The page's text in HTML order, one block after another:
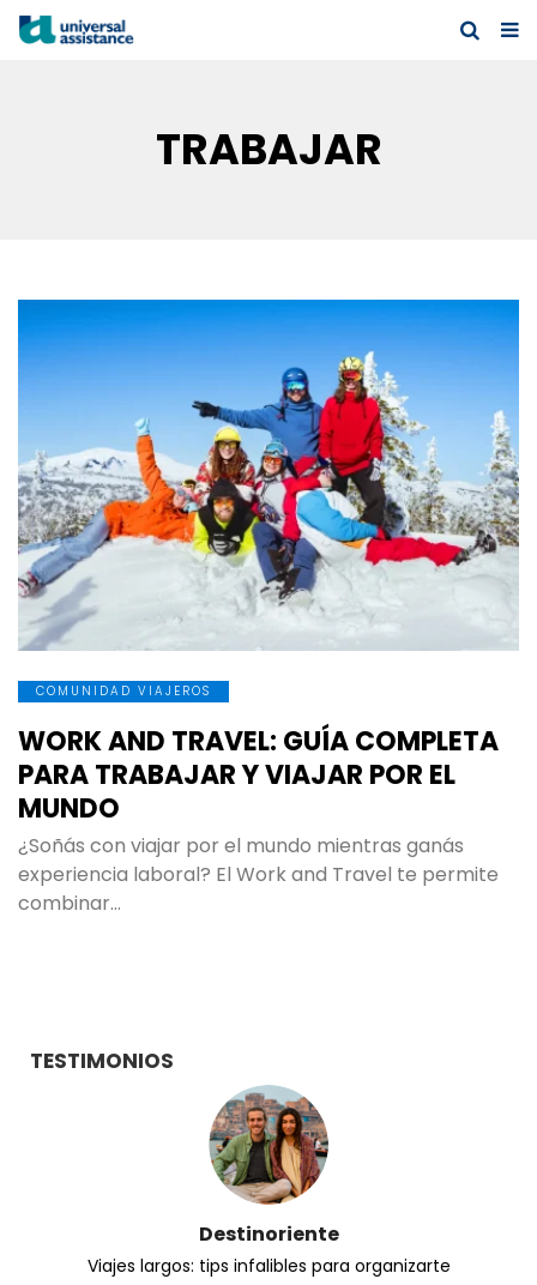
TRABAJAR
COMUNIDAD VIAJEROS
WORK AND TRAVEL: GUÍA COMPLETA
PARA TRABAJAR Y VIAJAR POR EL
MUNDO
¿Soñás con viajar por el mundo mientras ganás
experiencia laboral? El Work and Travel te permite
combinar…
TESTIMONIOS
Destinoriente
Viajes largos: tips infalibles para organizarte